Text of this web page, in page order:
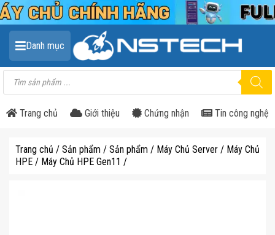
Danh mục
Tìm
kiếm
sản
Trang chủ
Giới thiệu Chứng nhận Tin công nghệ
Trang chủ / Sản phẩm / Sản phẩm / Máy Chủ Server / Máy Chủ
HPE / Máy Chủ HPE Gen11 /